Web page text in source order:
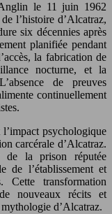
le 11 juin 1962
l’histoire d’Alcatraz,
six décennies après
planifiée pendant
la fabrication de
nocturne, et la
de preuves
continuellement
l’impact psychologique
carcérale d’Alcatraz.
de la prison réputée
de l’établissement et
Cette transformation
nouveaux récits et
d’Alcatraz.